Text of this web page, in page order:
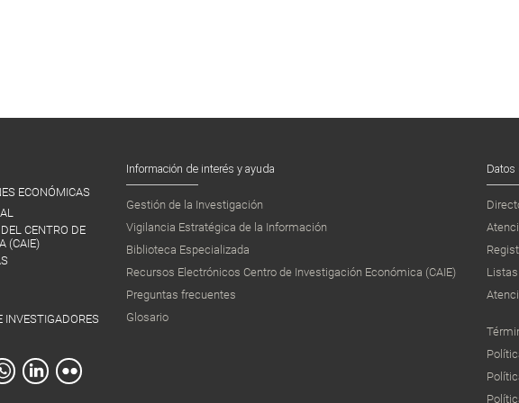
ECONÓMICAS
CENTRO DE
(CAIE)
INVESTIGADORES
Información de interés y ayuda
Gestión de la Investigación
Vigilancia Estratégica de la Información
Biblioteca Especializada
Recursos Electrónicos Centro de Investigación Económica (CAIE)
Preguntas frecuentes
Glosario
Datos